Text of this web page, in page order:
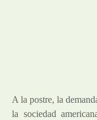
A la postre, la
la sociedad